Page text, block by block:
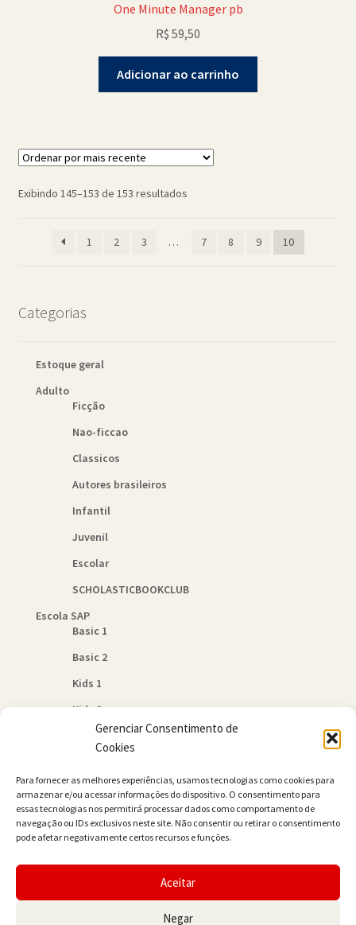
Gerenciar Consentimento de
Cookies
Para fornecer as melhores experiências, usamos tecnologias como cookies para
armazenar e/ou acessar informações do dispositivo. O consentimento para
essas tecnologias nos permitirá processar dados como comportamento de
navegação ou IDs exclusivos neste site. Não consentir ou retirar o consentimento
pode afetar negativamente certos recursos e funções.
Aceitar
Negar
One Minute Manager pb
R$ 59,50
Adicionar ao carrinho
Exibindo 145–153 de 153 resultadosClassificado
recente
1 2 3 … 7 8 9 10
Categorias
Estoque geral
Adulto
Ficção
Nao-ficcao
Classicos
Autores brasileiros
Infantil
Juvenil
Escolar
SCHOLASTICBOOKCLUB
Escola SAP
Basic 1
Basic 2
Kids 1
Kids 2
Quem Somos
Contato
© JAMER Books 2026